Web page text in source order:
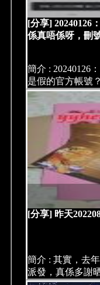
[分享] 20240126
係真唔係呀，刪
簡介 : 20240126
是假的官方帳號
[分享] 昨天
簡介 : 其實，去
派發，真係多謝